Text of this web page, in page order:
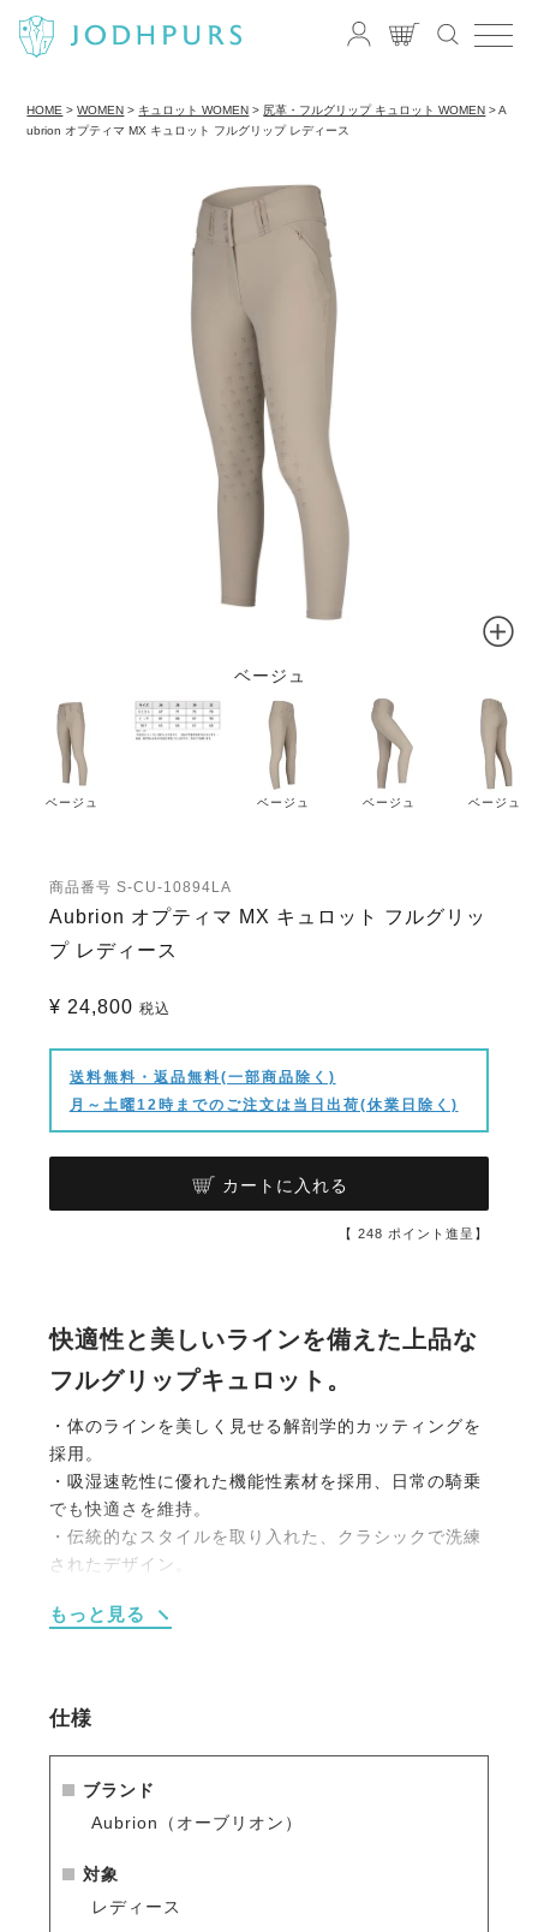
HOME WOMEN キュロット WOMEN 尻革・フルグリップ キュロット WOMEN
A
ubrion オプティマ MX キュロット フルグリップ レディース
ベージュ
ベージュ ベージュ ベージュ ベージュ
商品番号 S-CU-10894LA
Aubrion オプティマ MX キュロット フルグリッ
プ レディース
¥ 24,800 税込
送料無料・返品無料(一部商品除く)
月～土曜12時までのご注文は当日出荷(休業日除く)
カートに入れる
【 248 ポイント進呈】
快適性と美しいラインを備えた上品な
フルグリップキュロット。
・体のラインを美しく見せる解剖学的カッティングを
採用。
・吸湿速乾性に優れた機能性素材を採用、日常の騎乗
でも快適さを維持。
・伝統的なスタイルを取り入れた、クラシックで洗練
されたデザイン。
・実用性の高いジップポケットと、背面にはモックフ
ムーズな着脱性を実現。
・ベルトループ付きでトップスインも決まる端正な仕
上がりに。
のでお早めのご注文をお勧めします。
もっと見る
仕様
ブランド
Aubrion（オーブリオン）
対象
レディース